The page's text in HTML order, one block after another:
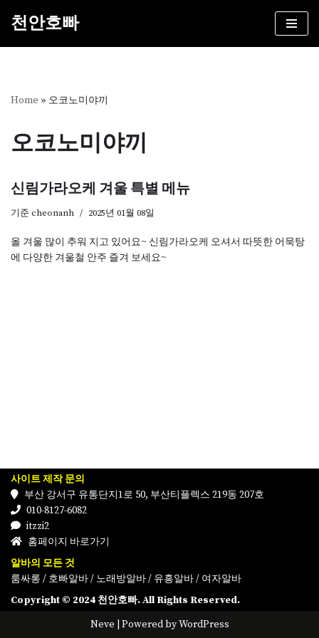
건
뛰
기
천안호빠
Home » 오코노미야끼
오코노미야끼
신림가라오케 겨울 특별 메뉴
기준 cheonanh 2025년 01월 08일
올 겨울 많이 추워 지고 있어요~ 신림가라오케 오셔서 따뜻한 어묵탕
에 다양한 겨울철 안주 즐겨 보세요~
사이트 제작 문의
부산 강서구 유통단지1로 50, 부산티플렉스 219동 207호
010-8127-6082
itzzi2
홈페이지 바로가기
알바의 모든 것
룸싸롱 / 호빠알바/ 노래방알바/ 유흥알바/ 여자알바
Copyright © 2024 천안호빠. All Rights Reserved.
Neve | Powered byWordPress